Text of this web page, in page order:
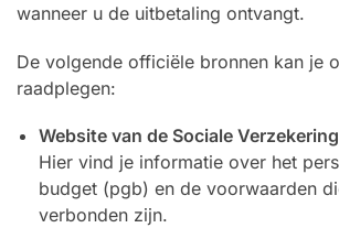
wanneer u de uitbetaling ontvangt.
De volgende officiële bronnen kan je
raadplegen:
Website van de Sociale
Hier vind je informatie over het
budget (pgb) en de voorwaarden
verbonden zijn.